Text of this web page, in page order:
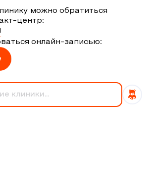
можно обратиться
центр:
онлайн-записью: